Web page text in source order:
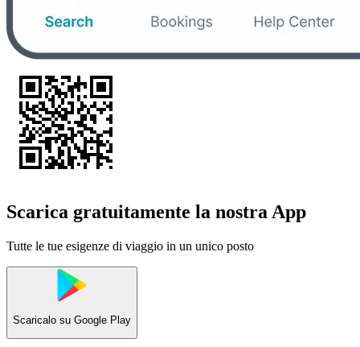
Scarica gratuitamente la nostra App
Tutte le tue esigenze di viaggio in un unico posto
Scaricalo su Google Play